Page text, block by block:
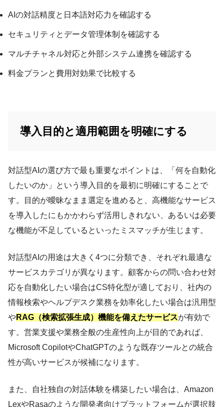
AIの対話精度と日本語対応力を確認する
セキュリティとデータ管理体制を確認する
マルチチャネル対応と外部システム連携を確認する
料金プランと費用対効果で比較する
導入目的と適用範囲を明確にする
対話型AIの選び方で最も重要なポイントは、「何を自動化
したいのか」という導入目的を最初に明確にすることで
す。目的が曖昧なまま選定を進めると、高機能なサービス
を導入したにもかかわらず活用しきれない、あるいは必要
な機能が不足しているといったミスマッチが生じます。
対話型AIの用途は大きく4つに分類でき、それぞれ最適な
サービスカテゴリが異なります。顧客からの問い合わせ対
応を自動化したい場合はCS特化型が適しており、社内の
情報検索やヘルプデスク業務を効率化したい場合は汎用型
やRAG（検索拡張生成）機能を備えたサービスが有効で
す。営業支援や業務全般の生産性向上が目的であれば、
Microsoft CopilotやChatGPTのような既存ツールとの統合
性が高いサービスが候補になります。
また、自社独自の対話体験を構築したい場合は、Amazon
LexやRasaのような開発者向けプラットフォームが選択肢